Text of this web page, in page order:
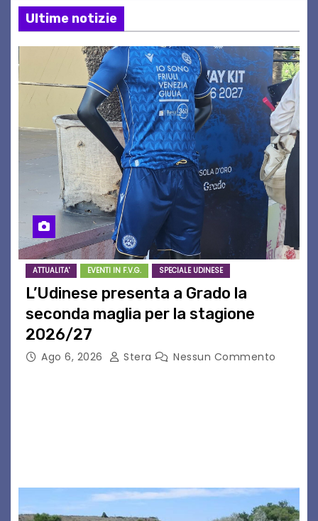
Ultime notizie
ATTUALITA' EVENTI IN F.V.G. SPECIALE UDINESE
L’Udinese presenta a Grado la
seconda maglia per la stagione
2026/27
Ago 6, 2026 Stera Nessun Commento